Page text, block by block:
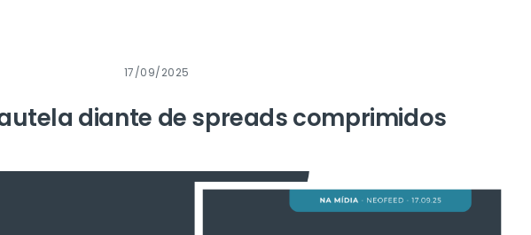
17/09/2025
diante de spreads comprimidos